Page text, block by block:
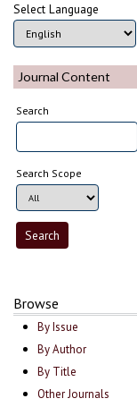
Select Language
Journal Content
Search
Search Scope
Browse
By Issue
By Author
By Title
Other Journals